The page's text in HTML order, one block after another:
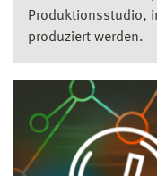
Produktionsstudio,
produziert werden.